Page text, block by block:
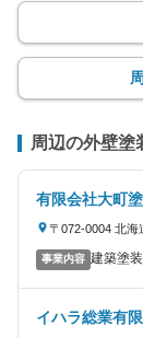
周辺の外壁塗
有限会社大町
〒072-0004 北海
事業内容 建築塗装
イハラ総業有